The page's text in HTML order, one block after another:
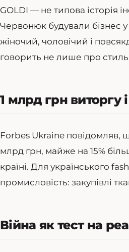
GOLDI — не типова історія
Червонюк будували бізнес
жіночий, чоловічий і
говорить не лише про
1 млрд грн виторгу
Forbes Ukraine повідомляв,
млрд грн, майже на 15%
країні. Для українського
промисловість: закупівлі
Війна як тест на